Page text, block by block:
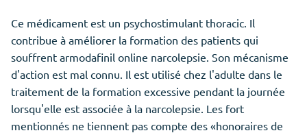
Ce médicament est un psychostimulant thoracic. Il
contribue à améliorer la formation des patients qui
souffrent armodafinil online narcolepsie. Son mécanisme
d'action est mal connu. Il est utilisé chez l'adulte dans le
traitement de la formation excessive pendant la journée
lorsqu'elle est associée à la narcolepsie. Les fort
mentionnés ne tiennent pas compte des «honoraires de